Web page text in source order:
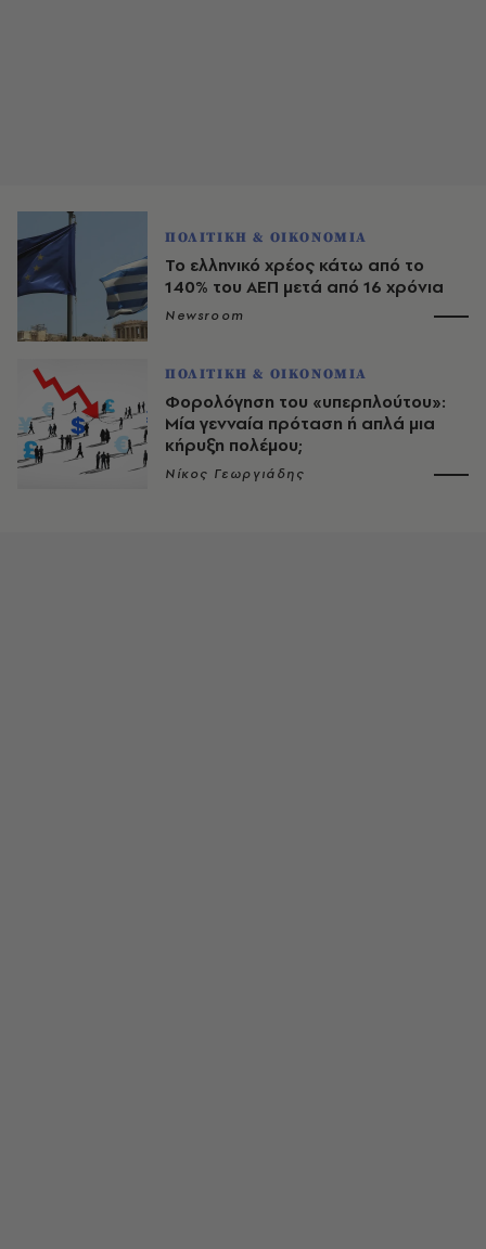
ΠΟΛΙΤΙΚΗ & ΟΙΚΟΝΟΜΙΑ
Το ελληνικό χρέος κάτω από το
140% του ΑΕΠ μετά από 16 χρόνια
Newsroom
ΠΟΛΙΤΙΚΗ & ΟΙΚΟΝΟΜΙΑ
Φορολόγηση του «υπερπλούτου»:
Μία γενναία πρόταση ή απλά μια
κήρυξη πολέμου;
Νίκος Γεωργιάδης